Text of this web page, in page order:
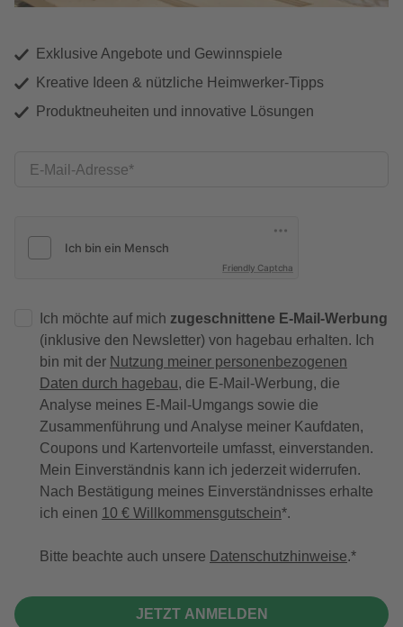
Exklusive Angebote und Gewinnspiele
Kreative Ideen & nützliche Heimwerker-Tipps
Produktneuheiten und innovative Lösungen
E-Mail-Adresse
Friendly Captcha
Ich möchte auf mich zugeschnittene E-Mail-Werbung
(inklusive den Newsletter) von hagebau erhalten. Ich
bin mit der Nutzung meiner personenbezogenen
Daten durch hagebau, die E-Mail-Werbung, die
Analyse meines E-Mail-Umgangs sowie die
Zusammenführung und Analyse meiner Kaufdaten,
Coupons und Kartenvorteile umfasst, einverstanden.
Mein Einverständnis kann ich jederzeit widerrufen.
Nach Bestätigung meines Einverständnisses erhalte
ich einen 10 € Willkommensgutschein*.
Bitte beachte auch unsere Datenschutzhinweise.
JETZT ANMELDEN